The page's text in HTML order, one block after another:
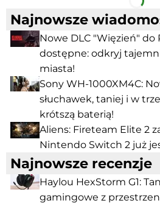
Najnowsze
Nowe DLC "Więzień" do
dostępne: odkryj
miasta!
Sony WH-1000XM4C:
słuchawek, taniej i w
krótszą baterią!
Aliens: Fireteam Elite 2
Nintendo Switch 2 już
Najnowsze recenzje
Haylou HexStorm G1:
gamingowe z